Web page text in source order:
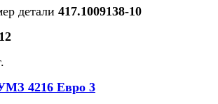
детали 417.1009138-10
12
4216 Евро 3